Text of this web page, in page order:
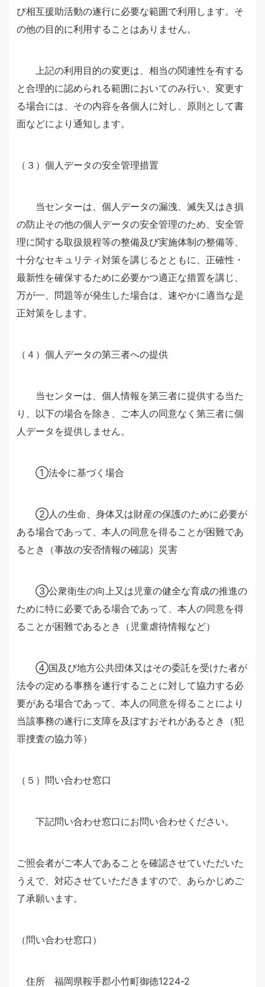
び相互援助活動の遂行に必要な範囲で利用します。そ
の他の目的に利用することはありません。
上記の利用目的の変更は、相当の関連性を有する
と合理的に認められる範囲においてのみ行い、変更す
る場合には、その内容を各個人に対し、原則として書
面などにより通知します。
（３）個人データの安全管理措置
当センターは、個人データの漏洩、滅失又はき損
の防止その他の個人データの安全管理のため、安全管
理に関する取扱規程等の整備及び実施体制の整備等、
十分なセキュリティ対策を講じるとともに、正確性・
最新性を確保するために必要かつ適正な措置を講じ、
万が一、問題等が発生した場合は、速やかに適当な是
正対策をします。
（４）個人データの第三者への提供
当センターは、個人情報を第三者に提供する当た
り、以下の場合を除き、ご本人の同意なく第三者に個
人データを提供しません。
①法令に基づく場合
②人の生命、身体又は財産の保護のために必要が
ある場合であって、本人の同意を得ることが困難であ
るとき（事故の安否情報の確認）災害
③公衆衛生の向上又は児童の健全な育成の推進の
ために特に必要である場合であって、本人の同意を得
ることが困難であるとき（児童虐待情報など）
④国及び地方公共団体又はその委託を受けた者が
法令の定める事務を遂行することに対して協力する必
要がある場合であって、本人の同意を得ることにより
当該事務の遂行に支障を及ぼすおそれがあるとき（犯
罪捜査の協力等）
（５）問い合わせ窓口
下記問い合わせ窓口にお問い合わせください。
ご照会者がご本人であることを確認させていただいた
うえで、対応させていただきますので、あらかじめご
了承願います。
（問い合わせ窓口）
住所 福岡県鞍手郡小竹町御徳1224-2